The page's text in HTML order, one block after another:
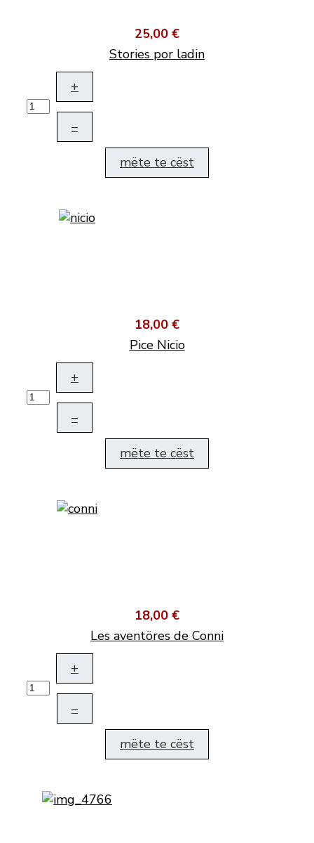
25,00 €
Stories por ladin
+
–
mëte te cëst
18,00 €
Pice Nicio
+
–
mëte te cëst
18,00 €
Les aventöres de Conni
+
–
mëte te cëst